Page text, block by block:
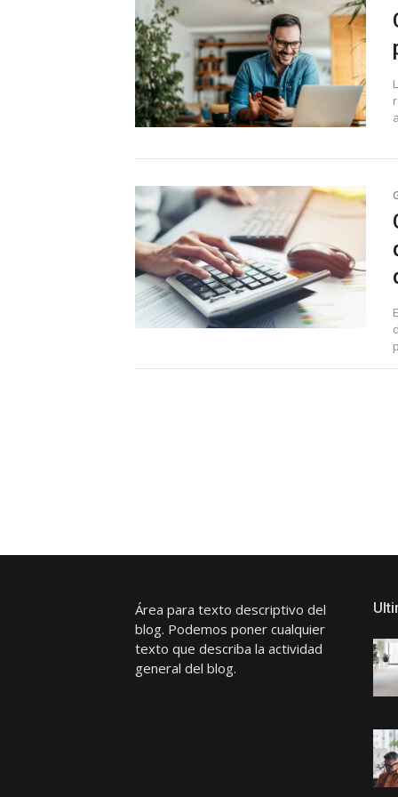
Área para texto descriptivo del
blog. Podemos poner cualquier
texto que describa la actividad
general del blog.